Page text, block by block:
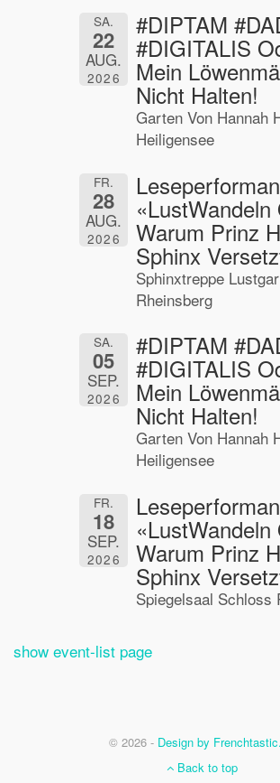
SA.
22
AUG.
2026
#DIPTAM
#DIGITALIS
Mein
Nicht Halten!
Garten Von Hannah
Heiligensee
FR.
28
AUG.
2026
«LustWandeln
Warum Prinz
Sphinx
Sphinxtreppe
Rheinsberg
SA.
05
SEP.
2026
#DIPTAM
#DIGITALIS
Mein
Nicht Halten!
Garten Von Hannah
Heiligensee
FR.
18
SEP.
2026
«LustWandeln
Warum Prinz
Sphinx
Spiegelsaal Schloss
show event-list page
© 2026 - Design by
Back to top